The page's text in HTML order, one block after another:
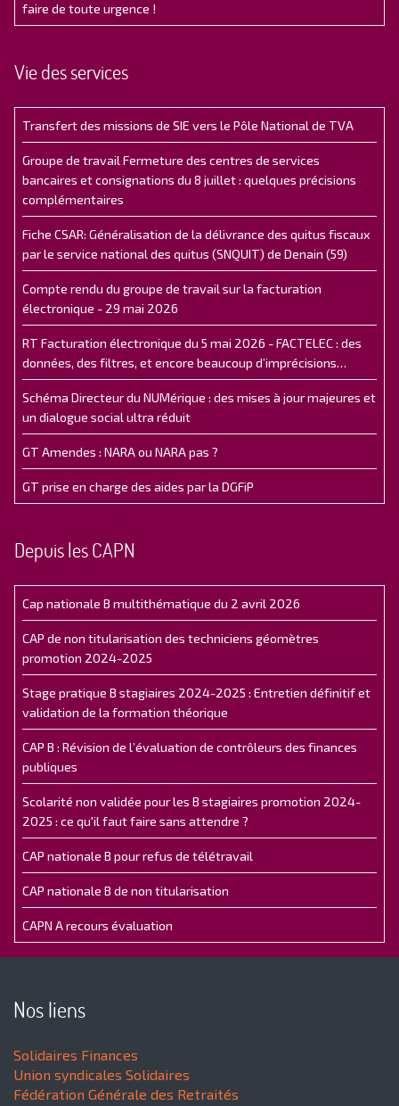
faire de toute urgence !
Vie des services
Transfert des missions de SIE vers le Pôle National de TVA
Groupe de travail Fermeture des centres de services
bancaires et consignations du 8 juillet : quelques précisions
complémentaires
Fiche CSAR: Généralisation de la délivrance des quitus fiscaux
par le service national des quitus (SNQUIT) de Denain (59)
Compte rendu du groupe de travail sur la facturation
électronique - 29 mai 2026
RT Facturation électronique du 5 mai 2026 - FACTELEC : des
données, des filtres, et encore beaucoup d’imprécisions…
Schéma Directeur du NUMérique : des mises à jour majeures et
un dialogue social ultra réduit
GT Amendes : NARA ou NARA pas ?
GT prise en charge des aides par la DGFiP
Depuis les CAPN
Cap nationale B multithématique du 2 avril 2026
CAP de non titularisation des techniciens géomètres
promotion 2024-2025
Stage pratique B stagiaires 2024-2025 : Entretien définitif et
validation de la formation théorique
CAP B : Révision de l’évaluation de contrôleurs des finances
publiques
Scolarité non validée pour les B stagiaires promotion 2024-
2025 : ce qu'il faut faire sans attendre ?
CAP nationale B pour refus de télétravail
CAP nationale B de non titularisation
CAPN A recours évaluation
Nos liens
Solidaires Finances
Union syndicales Solidaires
Fédération Générale des Retraités